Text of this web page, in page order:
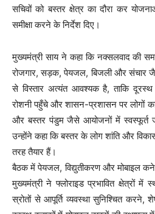
सचिवों को बस्तर क्षेत्र का दौरा कर
समीक्षा करने के निर्देश दिए।
मुख्यमंत्री साय ने कहा कि नक्सलवाद की
रोजगार, सड़क, पेयजल, बिजली और संचार
से विस्तार अत्यंत आवश्यक है, ताकि
रोशनी पहुँचे और शासन-प्रशासन पर लोगों
और बस्तर पंडुम जैसे आयोजनों में स्वस्फूर्त
उन्होंने कहा कि बस्तर के लोग शांति और
तरह तैयार हैं।
बैठक में पेयजल, विद्युतीकरण और मोबाइल
मुख्यमंत्री ने फ्लोराइड प्रभावित क्षेत्रों
स्रोतों से आपूर्ति व्यवस्था सुनिश्चित करने,